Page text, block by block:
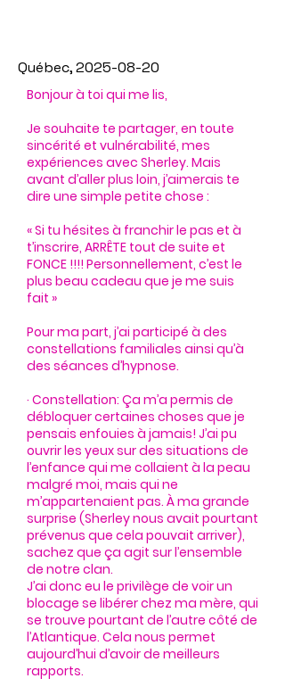
Québec,2025-08-20
Bonjour à toi qui me lis,
Je souhaite te partager, en toute
sincérité et vulnérabilité, mes
expériences avec Sherley. Mais
avant d’aller plus loin, j’aimerais te
dire une simple petite chose :
« Si tu hésites à franchir le pas et à
t’inscrire, ARRÊTE tout de suite et
FONCE !!!! Personnellement, c’est le
plus beau cadeau que je me suis
fait »
Pour ma part, j’ai participé à des
constellations familiales ainsi qu’à
des séances d’hypnose.
· Constellation: Ça m’a permis de
débloquer certaines choses que je
pensais enfouies à jamais! J’ai pu
ouvrir les yeux sur des situations de
l’enfance qui me collaient à la peau
malgré moi, mais qui ne
m’appartenaient pas. À ma grande
surprise (Sherley nous avait pourtant
prévenus que cela pouvait arriver),
sachez que ça agit sur l’ensemble
de notre clan.
J’ai donc eu le privilège de voir un
blocage se libérer chez ma mère, qui
se trouve pourtant de l’autre côté de
l’Atlantique. Cela nous permet
aujourd’hui d’avoir de meilleurs
rapports.